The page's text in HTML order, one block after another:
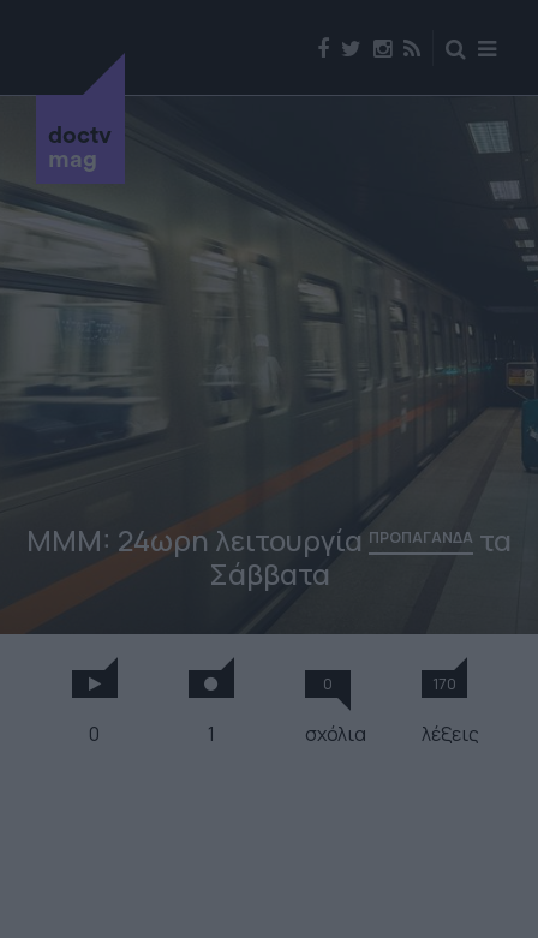
doctv
mag
MMM: 24ωρη λειτουργία ΠΡΟΠΑΓΑΝΔΑ τα
Σάββατα
0 1
0
σχόλια
170
λέξεις